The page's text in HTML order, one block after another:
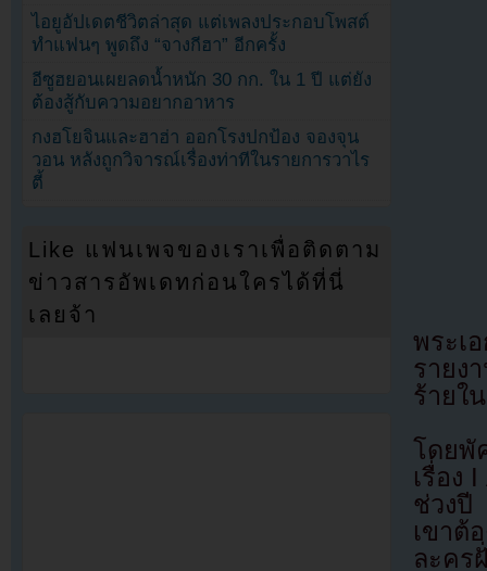
พระเ
รายง
ร้ายใ
โดยพั
เรื่อง
ช่วงปี
เขาต้
ละคร
ไอยูอัปเดตชีวิตล่าสุด แต่เพลงประกอบโพสต์
ทำแฟนๆ พูดถึง “จางกีฮา” อีกครั้ง
อีซูฮยอนเผยลดน้ำหนัก 30 กก. ใน 1 ปี แต่ยัง
ต้องสู้กับความอยากอาหาร
กงฮโยจินและฮาฮ่า ออกโรงปกป้อง จองจุน
วอน หลังถูกวิจารณ์เรื่องท่าทีในรายการวาไร
ตี้
Like แฟนเพจของเราเพื่อติดตาม
ข่าวสารอัพเดทก่อนใครได้ที่นี่
เลยจ้า